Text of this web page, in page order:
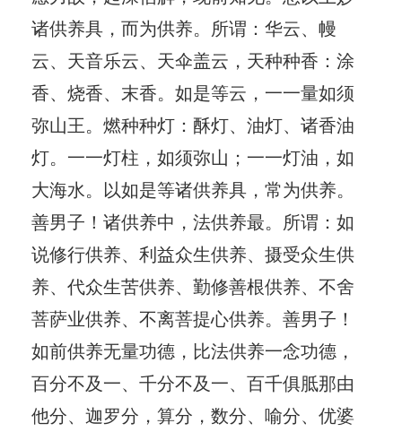
诸供养具，而为供养。所谓：华云、幔
云、天音乐云、天伞盖云，天种种香：涂
香、烧香、末香。如是等云，一一量如须
弥山王。燃种种灯：酥灯、油灯、诸香油
灯。一一灯柱，如须弥山；一一灯油，如
大海水。以如是等诸供养具，常为供养。
善男子！诸供养中，法供养最。所谓：如
说修行供养、利益众生供养、摄受众生供
养、代众生苦供养、勤修善根供养、不舍
菩萨业供养、不离菩提心供养。善男子！
如前供养无量功德，比法供养一念功德，
百分不及一、千分不及一、百千俱胝那由
他分、迦罗分，算分，数分、喻分、优婆